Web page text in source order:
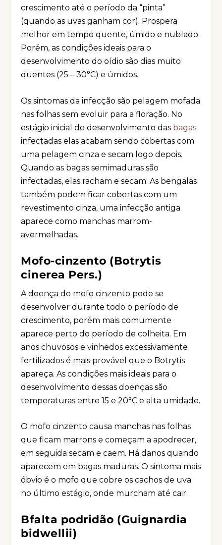
crescimento até o período da “pinta”
(quando as uvas ganham cor). Prospera
melhor em tempo quente, úmido e nublado.
Porém, as condições ideais para o
desenvolvimento do oídio são dias muito
quentes (25 – 30°C) e úmidos.
Os sintomas da infecção são pelagem mofada
nas folhas sem evoluir para a floração. No
estágio inicial do desenvolvimento das bagas
infectadas elas acabam sendo cobertas com
uma pelagem cinza e secam logo depois.
Quando as bagas semimaduras são
infectadas, elas racham e secam. As bengalas
também podem ficar cobertas com um
revestimento cinza, uma infecção antiga
aparece como manchas marrom-
avermelhadas.
Mofo-cinzento (Botrytis
cinerea Pers.)
A doença do mofo cinzento pode se
desenvolver durante todo o período de
crescimento, porém mais comumente
aparece perto do período de colheita. Em
anos chuvosos e vinhedos excessivamente
fertilizados é mais provável que o Botrytis
apareça. As condições mais ideais para o
desenvolvimento dessas doenças são
temperaturas entre 15 e 20°C e alta umidade.
O mofo cinzento causa manchas nas folhas
que ficam marrons e começam a apodrecer,
em seguida secam e caem. Há danos quando
aparecem em bagas maduras. O sintoma mais
óbvio é o mofo que cobre os cachos de uva
no último estágio, onde murcham até cair.
Bfalta podridão (Guignardia
bidwellii)